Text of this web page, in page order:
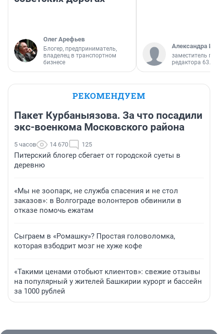
Олег Арефьев
Блогер, предприниматель,
владелец в транспортном
бизнесе
Александра
заместитель
редактора 63.RU
РЕКОМЕНДУЕМ
Пакет Курбаныязова. За что посадили
экс-военкома Московского района
5 часов 14 670 125
Питерский блогер сбегает от городской суеты в
деревню
«Мы не зоопарк, не служба спасения и не стол
заказов»: в Волгограде волонтеров обвинили в
отказе помочь ежатам
Сыграем в «Ромашку»? Простая головоломка,
которая взбодрит мозг не хуже кофе
«Такими ценами отобьют клиентов»: свежие отзывы
на популярный у жителей Башкирии курорт и бассейн
за 1000 рублей